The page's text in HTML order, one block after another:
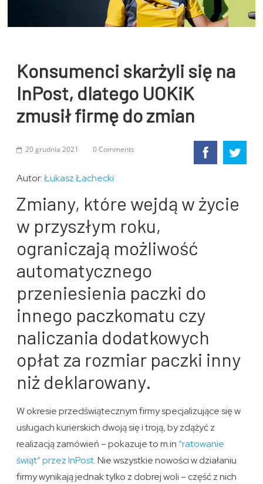
Konsumenci skarżyli się na
InPost, dlatego UOKiK
zmusił firmę do zmian
20 grudnia 2021 0 Comments
Autor:Łukasz Łachecki
Zmiany, które wejdą w życie
w przyszłym roku,
ograniczają możliwość
automatycznego
przeniesienia paczki do
innego paczkomatu czy
naliczania dodatkowych
opłat za rozmiar paczki inny
niż deklarowany.
W okresie przedświątecznym firmy specjalizujące się w
usługach kurierskich dwoją się i troją, by zdążyć z
realizacją zamówień – pokazuje to m.in “ratowanie
świąt” przez InPost.Nie wszystkie nowości w działaniu
firmy wynikają jednak tylko z dobrej woli – część z nich